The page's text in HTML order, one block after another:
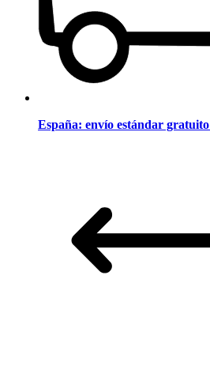
España: envío estándar gratuito